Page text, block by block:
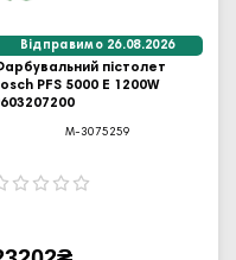
Відправимо 26.08.2026
пістолет
PFS 5000 E 1200W
M-3075259